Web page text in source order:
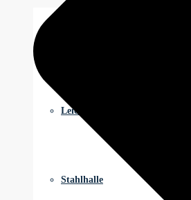
Leichtbauhalle
Stahlhalle